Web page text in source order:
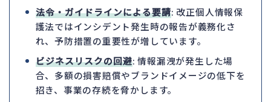
法令・ガイドラインによる要請: 改正個人情報保
護法ではインシデント発生時の報告が義務化さ
れ、予防措置の重要性が増しています。
ビジネスリスクの回避: 情報漏洩が発生した場
合、多額の損害賠償やブランドイメージの低下を
招き、事業の存続を脅かします。